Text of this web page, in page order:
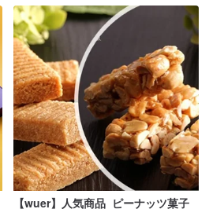
【wuer】人気商品_ピーナッツ菓子